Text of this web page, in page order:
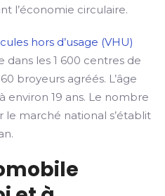
l’économie circulaire.
hors d’usage (VHU)
dans les 1 600 centres de
broyeurs agréés. L’âge
environ 19 ans. Le nombre
le marché national s’établit